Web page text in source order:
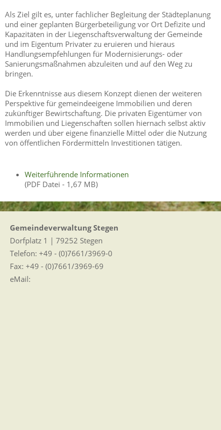
Als Ziel gilt es, unter fachlicher Begleitung der Städteplanung
und einer geplanten Bürgerbeteiligung vor Ort Defizite und
Kapazitäten in der Liegenschaftsverwaltung der Gemeinde
und im Eigentum Privater zu eruieren und hieraus
Handlungsempfehlungen für Modernisierungs- oder
Sanierungsmaßnahmen abzuleiten und auf den Weg zu
bringen.
Die Erkenntnisse aus diesem Konzept dienen der weiteren
Perspektive für gemeindeeigene Immobilien und deren
zukünftiger Bewirtschaftung. Die privaten Eigentümer von
Immobilien und Liegenschaften sollen hiernach selbst aktiv
werden und über eigene finanzielle Mittel oder die Nutzung
von öffentlichen Fördermitteln Investitionen tätigen.
Weiterführende Informationen
(PDF Datei - 1,67 MB)
Gemeindeverwaltung Stegen
Dorfplatz 1 | 79252 Stegen
Telefon: +49 - (0)7661/3969-0
Fax: +49 - (0)7661/3969-69
eMail: